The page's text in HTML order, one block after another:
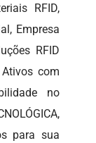
RFID,
Empresa
RFID
com
no
para sua